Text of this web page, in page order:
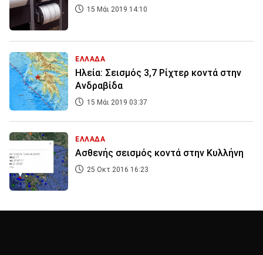
15 Μάι 2019 14:10
ΕΛΛΑΔΑ
Ηλεία: Σεισμός 3,7 Ρίχτερ κοντά στην
Ανδραβίδα
15 Μάι 2019 03:37
ΕΛΛΑΔΑ
Ασθενής σεισμός κοντά στην Κυλλήνη
25 Οκτ 2016 16:23